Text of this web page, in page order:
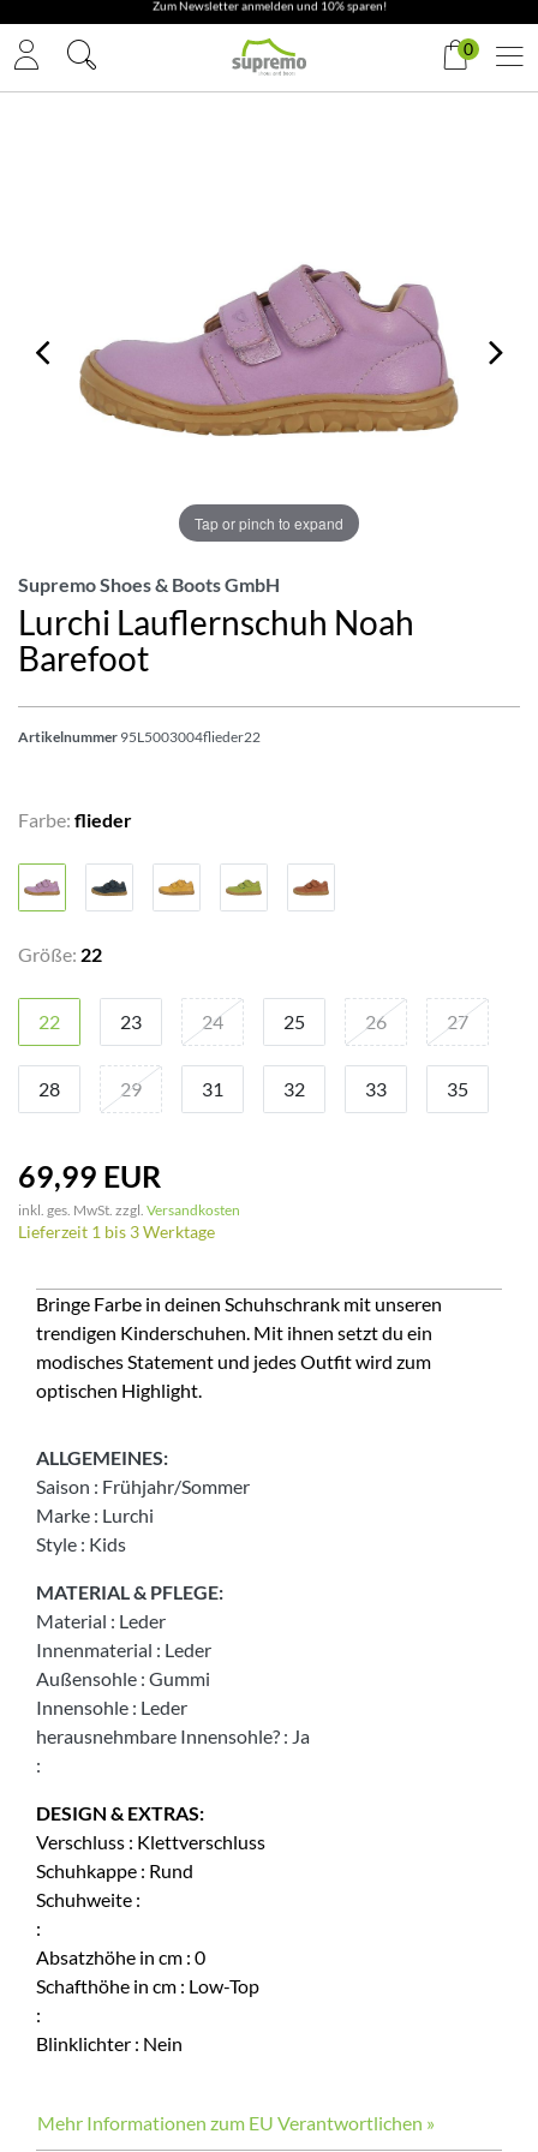
✓ Gratis Versand & Rückversand
0
Tap or pinch to expand
Supremo Shoes & Boots GmbH
Lurchi Lauflernschuh Noah
Barefoot
Artikelnummer 95L5003004flieder22
Farbe: flieder
Größe: 22
22 23 24 25 26 27
28 29 31 32 33 35
69,99 EUR
inkl. ges. MwSt. zzgl. Versandkosten
Lieferzeit 1 bis 3 Werktage
Bringe Farbe in deinen Schuhschrank mit unseren
trendigen Kinderschuhen. Mit ihnen setzt du ein
modisches Statement und jedes Outfit wird zum
optischen Highlight.
ALLGEMEINES:
Saison : Frühjahr/Sommer
Marke : Lurchi
Style : Kids
MATERIAL & PFLEGE:
Material : Leder
Innenmaterial : Leder
Außensohle : Gummi
Innensohle : Leder
herausnehmbare Innensohle? : Ja
:
DESIGN & EXTRAS:
Verschluss : Klettverschluss
Schuhkappe : Rund
Schuhweite :
:
Absatzhöhe in cm : 0
Schafthöhe in cm : Low-Top
:
Blinklichter : Nein
Mehr Informationen zum EU Verantwortlichen »